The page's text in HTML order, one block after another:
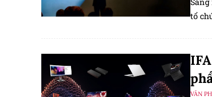
tổ
VĂN